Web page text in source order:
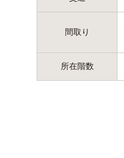
間取り
所在階数